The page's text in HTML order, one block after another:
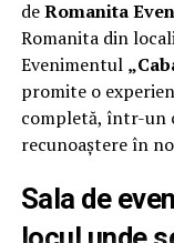
Femeile prezente
provin din
Andreea Faur,
înseamnă să te
reprezinți și să
și în propria
deRomanita
Romanita din
Evenimentul
promite o
completă, într-un
recunoaștere în
Sala de